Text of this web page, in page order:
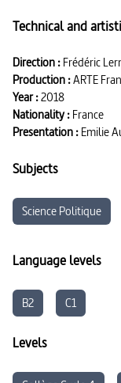
Technical and
Direction :Frédéric
Production :ARTE
Year :2018
Nationality :France
Presentation :Emilie
Subjects
Science Politique
Language levels
B2 C1
Levels